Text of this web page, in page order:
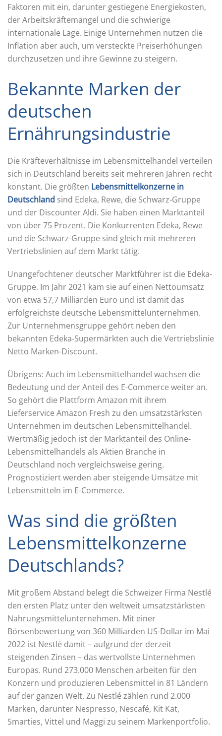
Faktoren mit ein, darunter gestiegene Energiekosten,
der Arbeitskräftemangel und die schwierige
internationale Lage. Einige Unternehmen nutzen die
Inflation aber auch, um versteckte Preiserhöhungen
durchzusetzen und ihre Gewinne zu steigern.
Bekannte Marken der
deutschen
Ernährungsindustrie
Die Kräfteverhältnisse im Lebensmittelhandel verteilen
sich in Deutschland bereits seit mehreren Jahren recht
konstant. Die größten Lebensmittelkonzerne in
Deutschland sind Edeka, Rewe, die Schwarz-Gruppe
und der Discounter Aldi. Sie haben einen Marktanteil
von über 75 Prozent. Die Konkurrenten Edeka, Rewe
und die Schwarz-Gruppe sind gleich mit mehreren
Vertriebslinien auf dem Markt tätig.
Unangefochtener deutscher Marktführer ist die Edeka-
Gruppe. Im Jahr 2021 kam sie auf einen Nettoumsatz
von etwa 57,7 Milliarden Euro und ist damit das
erfolgreichste deutsche Lebensmittelunternehmen.
Zur Unternehmensgruppe gehört neben den
bekannten Edeka-Supermärkten auch die Vertriebslinie
Netto Marken-Discount.
Übrigens: Auch im Lebensmittelhandel wachsen die
Bedeutung und der Anteil des E-Commerce weiter an.
So gehört die Plattform Amazon mit ihrem
Lieferservice Amazon Fresh zu den umsatzstärksten
Unternehmen im deutschen Lebensmittelhandel.
Wertmäßig jedoch ist der Marktanteil des Online-
Lebensmittelhandels als Aktien Branche in
Deutschland noch vergleichsweise gering.
Prognostiziert werden aber steigende Umsätze mit
Lebensmitteln im E-Commerce.
Was sind die größten
Lebensmittelkonzerne
Deutschlands?
Mit großem Abstand belegt die Schweizer Firma Nestlé
den ersten Platz unter den weltweit umsatzstärksten
Nahrungsmittelunternehmen. Mit einer
Börsenbewertung von 360 Milliarden US-Dollar im Mai
2022 ist Nestlé damit – aufgrund der derzeit
steigenden Zinsen – das wertvollste Unternehmen
Europas. Rund 273.000 Menschen arbeiten für den
Konzern und produzieren Lebensmittel in 81 Ländern
auf der ganzen Welt. Zu Nestlé zählen rund 2.000
Marken, darunter Nespresso, Nescafé, Kit Kat,
Smarties, Vittel und Maggi zu seinem Markenportfolio.